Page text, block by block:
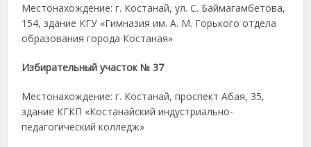
Местонахождение: г. Костанай, ул. С. Баймагамбетова,
154, здание КГУ «Гимназия им. А. М. Горького отдела
образования города Костаная»
Избирательный участок № 37
Местонахождение: г. Костанай, проспект Абая, 35,
здание КГКП «Костанайский индустриально-
педагогический колледж»